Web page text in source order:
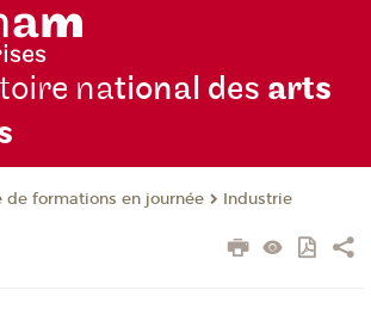
national des arts
de formations en journée Industrie